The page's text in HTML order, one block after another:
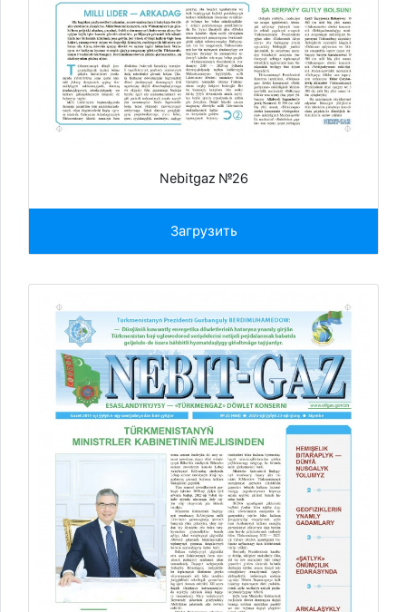
Nebitgaz №26
Загрузить